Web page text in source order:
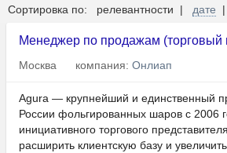
Сортировка по: релевантности | дате
Менеджер по продажам (торговый
Москва компания: Онлиап
Agura — крупнейший и единственный
России фольгированных шаров с 2006
инициативного торгового
расширить клиентскую базу и